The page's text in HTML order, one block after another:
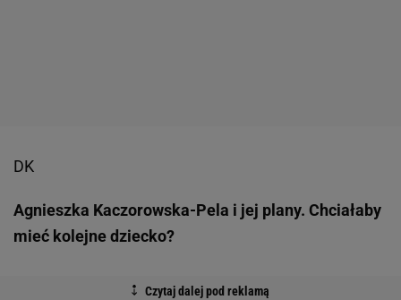
DK
Agnieszka Kaczorowska-Pela i jej plany. Chciałaby
mieć kolejne dziecko?